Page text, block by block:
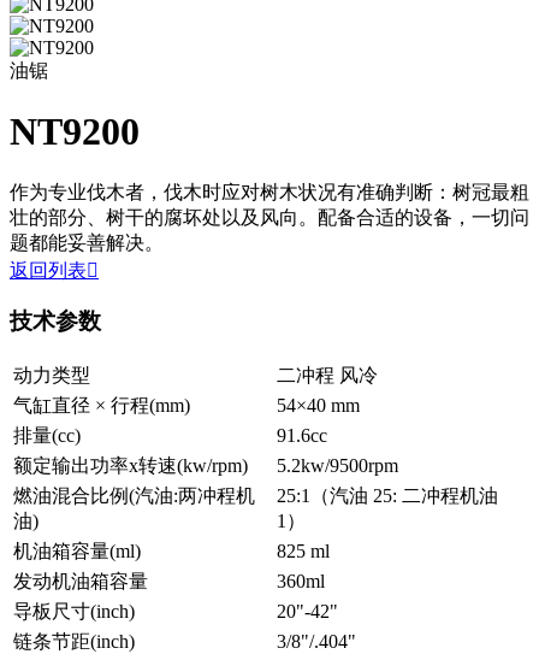
油锯
NT9200
作为专业伐木者，伐木时应对树木状况有准确判断：树冠最粗
壮的部分、树干的腐坏处以及风向。配备合适的设备，一切问
题都能妥善解决。
返回列表
技术参数
动力类型
二冲程 风冷
气缸直径 × 行程(mm)
54×40 mm
排量(cc)
91.6cc
额定输出功率x转速(kw/rpm)
5.2kw/9500rpm
燃油混合比例(汽油:两冲程机
油)
25:1（汽油 25: 二冲程机油
1）
机油箱容量(ml)
825 ml
发动机油箱容量
360ml
导板尺寸(inch)
20"-42"
链条节距(inch)
3/8"/.404"